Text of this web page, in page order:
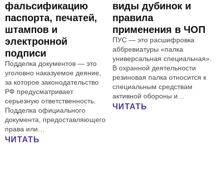
фальсификацию
паспорта, печатей,
штампов и
электронной
подписи
Подделка документов — это
уголовно наказуемое деяние,
за которое законодательство
РФ предусматривает
серьезную ответственность.
Подделка официального
документа, предоставляющего
права или…
ЧИТАТЬ
виды дубинок и
правила
применения в ЧОП
ПУС — это расшифровка
аббревиатуры «палка
универсальная специальная».
В охранной деятельности
резиновая палка относится к
специальным средствам
активной обороны и…
ЧИТАТЬ